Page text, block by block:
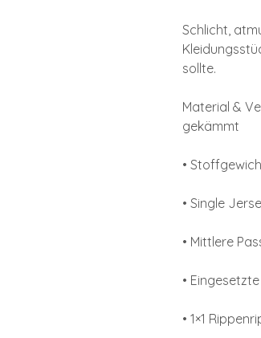
Schlicht,
sollte.
Material &
gekämmt
•
• Single
• Mittlere
•
• 1×1